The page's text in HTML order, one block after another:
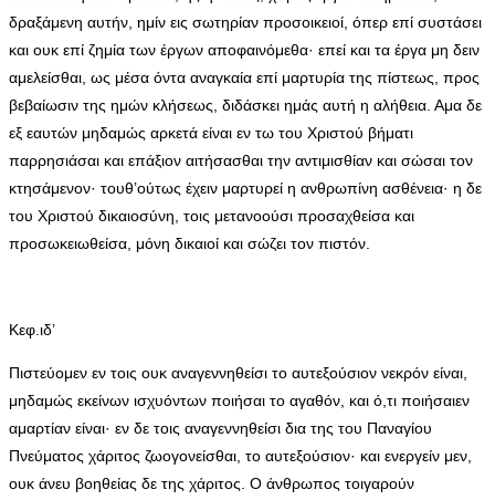
δραξάμενη αυτήν, ημίν εις σωτηρίαν προσοικειοί, όπερ επί συστάσει
και ουκ επί ζημία των έργων αποφαινόμεθα· επεί και τα έργα μη δειν
αμελείσθαι, ως μέσα όντα αναγκαία επί μαρτυρία της πίστεως, προς
βεβαίωσιν της ημών κλήσεως, διδάσκει ημάς αυτή η αλήθεια. Αμα δε
εξ εαυτών μηδαμώς αρκετά είναι εν τω του Χριστού βήματι
παρρησιάσαι και επάξιον αιτήσασθαι την αντιμισθίαν και σώσαι τον
κτησάμενον· τουθ’ούτως έχειν μαρτυρεί η ανθρωπίνη ασθένεια· η δε
του Χριστού δικαιοσύνη, τοις μετανοούσι προσαχθείσα και
προσωκειωθείσα, μόνη δικαιοί και σώζει τον πιστόν.
Κεφ.ιδ’
Πιστεύομεν εν τοις ουκ αναγεννηθείσι το αυτεξούσιον νεκρόν είναι,
μηδαμώς εκείνων ισχυόντων ποιήσαι το αγαθόν, και ό,τι ποιήσαιεν
αμαρτίαν είναι· εν δε τοις αναγεννηθείσι δια της του Παναγίου
Πνεύματος χάριτος ζωογονείσθαι, το αυτεξούσιον· και ενεργείν μεν,
ουκ άνευ βοηθείας δε της χάριτος. Ο άνθρωπος τοιγαρούν